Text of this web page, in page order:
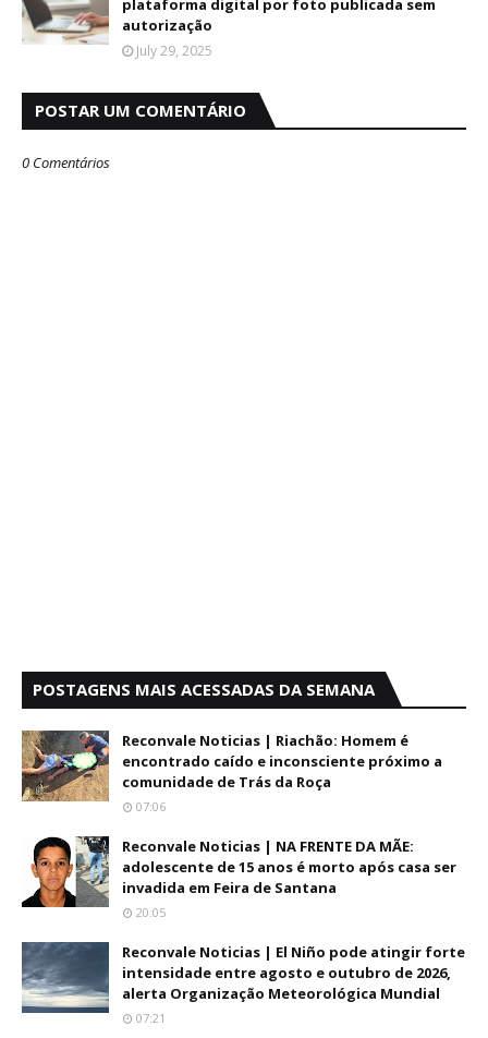
plataforma digital por foto publicada sem
autorização
July 29, 2025
POSTAR UM COMENTÁRIO
0 Comentários
POSTAGENS MAIS ACESSADAS DA SEMANA
Reconvale Noticias | Riachão: Homem é
encontrado caído e inconsciente próximo a
comunidade de Trás da Roça
07:06
Reconvale Noticias | NA FRENTE DA MÃE:
adolescente de 15 anos é morto após casa ser
invadida em Feira de Santana
20:05
Reconvale Noticias | El Niño pode atingir forte
intensidade entre agosto e outubro de 2026,
alerta Organização Meteorológica Mundial
07:21